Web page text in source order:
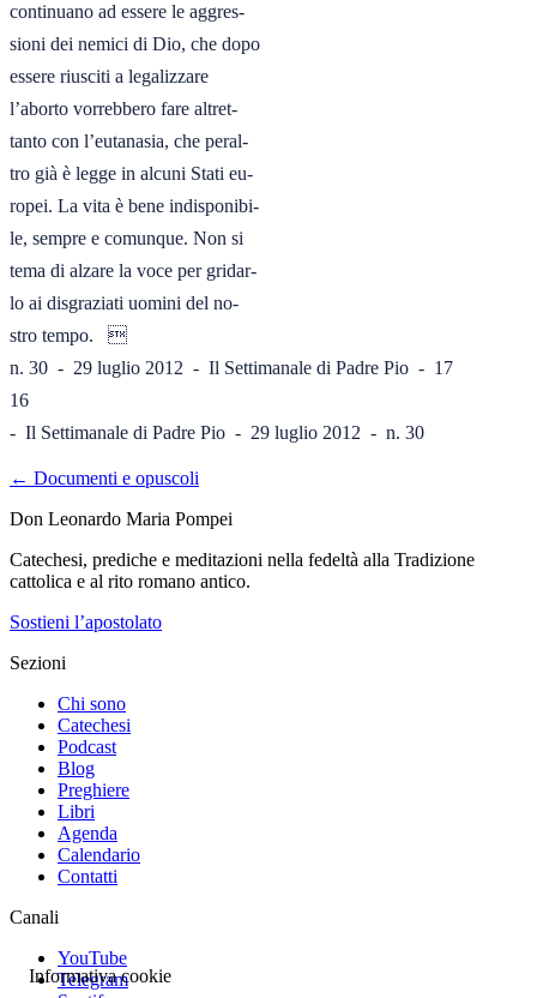
continuano ad essere le aggres-
sioni dei nemici di Dio, che dopo
essere riusciti a legalizzare
l’aborto vorrebbero fare altret-
tanto con l’eutanasia, che peral-
tro già è legge in alcuni Stati eu-
ropei. La vita è bene indisponibi-
le, sempre e comunque. Non si
tema di alzare la voce per gridar-
lo ai disgraziati uomini del no-
stro tempo.   
n. 30  -  29 luglio 2012  -  Il Settimanale di Padre Pio  -  17
16
-  Il Settimanale di Padre Pio  -  29 luglio 2012  -  n. 30
← Documenti e opuscoli
Don Leonardo Maria Pompei
Catechesi, prediche e meditazioni nella fedeltà alla Tradizione
cattolica e al rito romano antico.
Sostieni l’apostolato
Sezioni
Chi sono
Catechesi
Podcast
Blog
Preghiere
Libri
Agenda
Calendario
Contatti
Canali
YouTube
Telegram
Informativa cookie